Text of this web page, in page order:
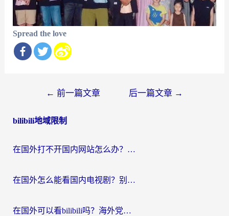
Spread the love
导
← 前一篇文章 后一篇文章 →
bilibili地域限制
在国外打不开国内网站怎么办？海外华人亲测的回国加速器选择指南
在国外怎么能看国内电视剧？别再踩坑！这篇给你真实解决方案
在国外可以看bilibili吗？海外党追剧看番的终极解决方案来了